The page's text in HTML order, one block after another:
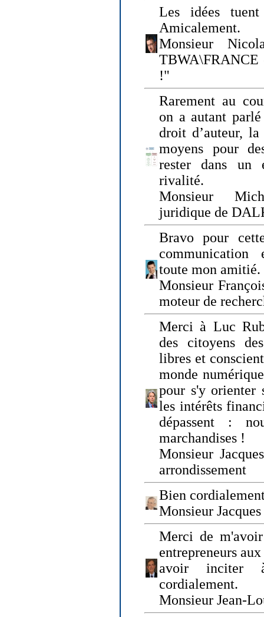
Les idées
Amicalement.
Monsieur
TBWA\FRANCE
!"
Rarement au
on a autant
droit d’auteur,
moyens pour
rester dans un
rivalité.
Monsieur
juridique de
Bravo pour
communication
toute mon amitié.
Monsieur
moteur de
Merci à Luc
des citoyens
libres et
monde
pour s'y orienter
les intérêts
dépassent :
marchandises !
Monsieur
arrondissement
Bien
Monsieur
Merci de
entrepreneurs
avoir inciter
cordialement.
Monsieur Jean-